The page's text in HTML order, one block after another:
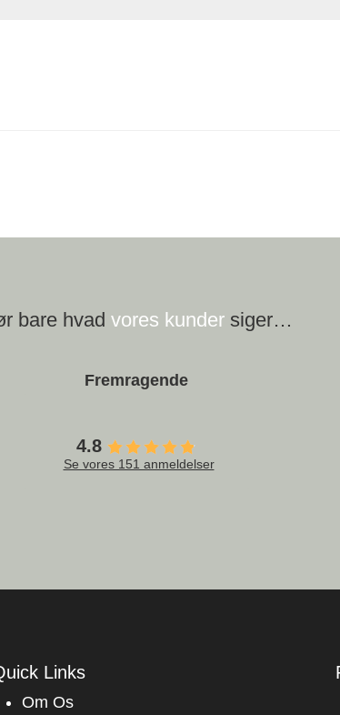
bare hvad vores kunder siger…
Fremragende
4.8
Se vores 151 anmeldelser
Links
Om Os